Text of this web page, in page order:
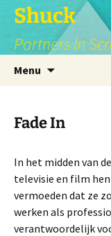
Shuck
Partners In
Menu
Fade In
In het midden van
televisie en film
vermoeden dat ze
werken als
verantwoordelijk